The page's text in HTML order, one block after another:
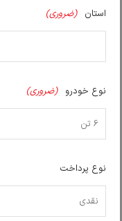
استان (ضروری)
نوع خودرو (ضروری)
نوع پرداخت